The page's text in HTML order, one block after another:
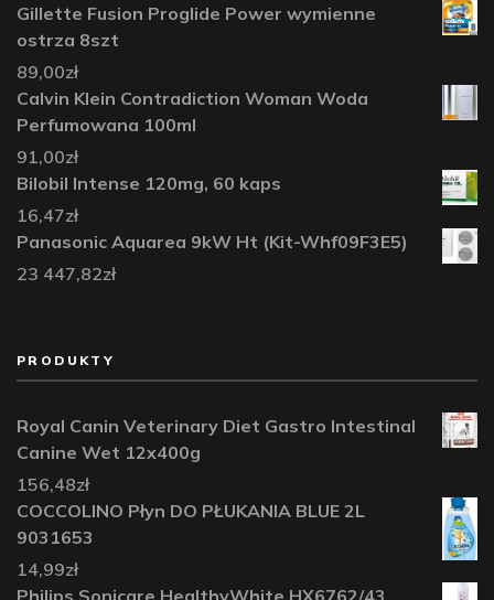
Gillette Fusion Proglide Power wymienne
ostrza 8szt
89,00zł
Calvin Klein Contradiction Woman Woda
Perfumowana 100ml
91,00zł
Bilobil Intense 120mg, 60 kaps
16,47zł
Panasonic Aquarea 9kW Ht (Kit-Whf09F3E5)
23 447,82zł
PRODUKTY
Royal Canin Veterinary Diet Gastro Intestinal
Canine Wet 12x400g
156,48zł
COCCOLINO Płyn DO PŁUKANIA BLUE 2L
9031653
14,99zł
Philips Sonicare HealthyWhite HX6762/43